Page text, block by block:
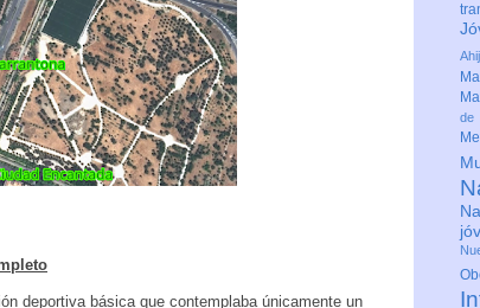
deportiva básica que contemplaba únicamente un
de